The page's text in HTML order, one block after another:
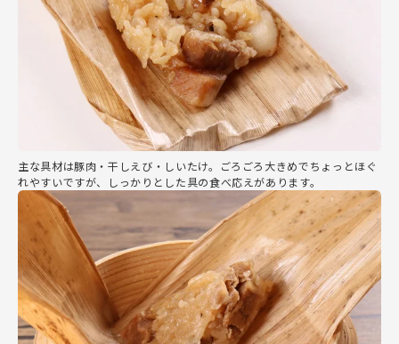
主な具材は豚肉・干しえび・しいたけ。ごろごろ大きめでちょっとほぐ
れやすいですが、しっかりとした具の食べ応えがあります。